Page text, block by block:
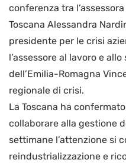
conferenza tra
Toscana Alessandra
presidente per le crisi
l’assessore al lavoro e
dell’Emilia-Romagna
regionale di crisi.
La Toscana ha
collaborare alla gestione
settimane l’attenzione si
reindustrializzazione e